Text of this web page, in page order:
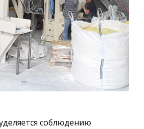
соблюдению